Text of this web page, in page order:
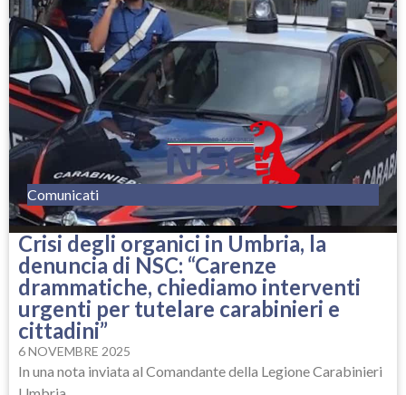
Comunicati
Crisi degli organici in Umbria, la
denuncia di NSC: “Carenze
drammatiche, chiediamo interventi
urgenti per tutelare carabinieri e
cittadini”
6 NOVEMBRE 2025
In una nota inviata al Comandante della Legione Carabinieri